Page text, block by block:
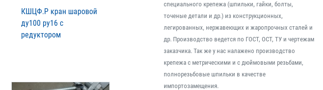
КШЦФ.Р кран шаровой
ду100 ру16 с
редуктором
специального крепежа (шпильки, гайки, болты,
точеные детали и др.) из конструкционных,
легированных, нержавеющих и жаропрочных сталей и
др. Производство ведется по ГОСТ, ОСТ, ТУ и чертежам
заказчика. Так же у нас налажено производство
крепежа с метрическими и с дюймовыми резьбами,
полнорезьбовые шпильки в качестве
импортозамещения.